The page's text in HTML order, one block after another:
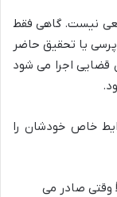
نیست. گاهی فقط
یا تحقیق حاضر
قضایی اجرا می شود
خاص خودشان را
وقتی صادر می